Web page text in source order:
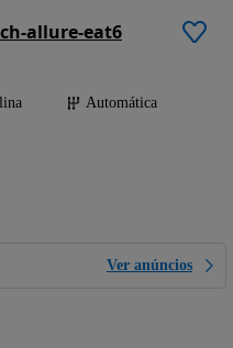
allure-eat6
Automática
Ver anúncios